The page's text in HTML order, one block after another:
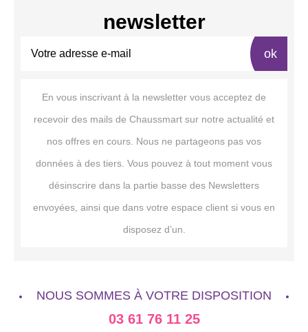
newsletter
ok
En vous inscrivant à la newsletter vous acceptez de
recevoir des mails de Chaussmart sur notre actualité et
nos offres en cours. Nous ne partageons pas vos
données à des tiers. Vous pouvez à tout moment vous
désinscrire dans la partie basse des Newsletters
envoyées, ainsi que dans votre espace client si vous en
disposez d’un.
NOUS SOMMES À VOTRE DISPOSITION
03 61 76 11 25